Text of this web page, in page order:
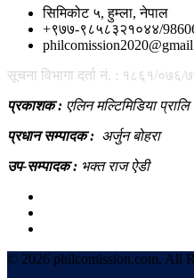
सिमिकोट ५, हुम्ला, नेपाल
+९७७-९८५८३२१०४४/
सूचना विभागा दर्ता नं. : १८६१/०७६/
प्रकाशक : एलिन मल्टिमिडिया प्रालि
प्रधान सम्पादक : अर्जुन बोहरा
उप-सम्पादक : भक्त राज ऐडी
© 2026 philcomission.com, All